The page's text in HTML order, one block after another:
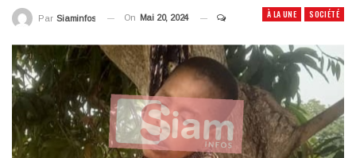
À LA UNE SOCIÉTÉ
Par Siaminfos On Mai 20, 2024